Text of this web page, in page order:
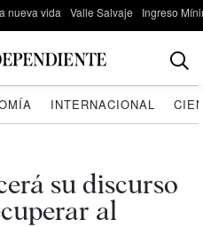
nueva vida Valle Salvaje Ingreso
INTERNACIONAL
su discurso
al